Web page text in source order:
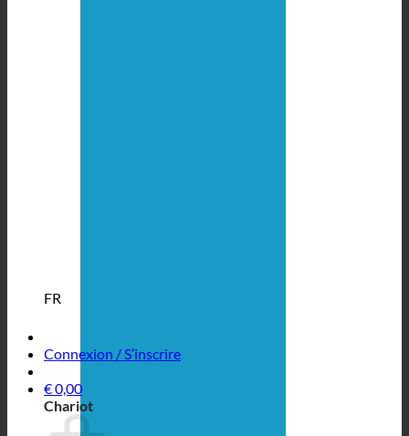
FR
Connexion / S’inscrire
€0,00
Chariot